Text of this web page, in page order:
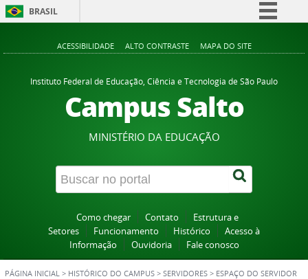
BRASIL
Comunica BR
Participe
Acesso à informação
Canais
ACESSIBILIDADE ALTO CONTRASTE MAPA DO SITE
Instituto Federal de Educação, Ciência e Tecnologia de São Paulo
Campus Salto
MINISTÉRIO DA EDUCAÇÃO
Como chegar Contato
Estrutura e
Setores
Funcionamento Histórico
Acesso à
Informação
Ouvidoria Fale conosco
PÁGINA INICIAL > HISTÓRICO DO CAMPUS > SERVIDORES > ESPAÇO DO SERVIDOR